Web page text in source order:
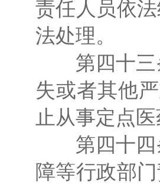
责任人员依
法处理。
第四十三条
失或者其他
止从事定点
第四十四条
障等行政部